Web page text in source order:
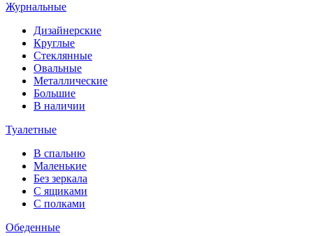
Журнальные
Дизайнерские
Круглые
Стеклянные
Овальные
Металлические
Большие
В наличии
Туалетные
В спальню
Маленькие
Без зеркала
С ящиками
С полками
Обеденные